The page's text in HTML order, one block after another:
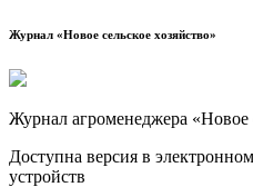
Журнал «Новое сельское хозяйство»
Журнал агроменеджера «Новое
Доступна версия в
устройств